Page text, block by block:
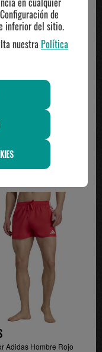
hombne con
negro/blanco
Adidas Hombre Rojo
de
inferior del sitio.
nuestra Política